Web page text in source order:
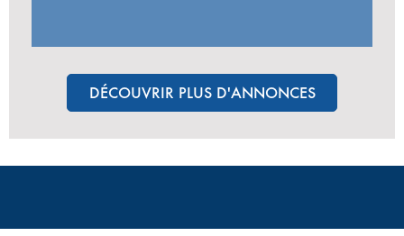
DÉCOUVRIR PLUS D'ANNONCES